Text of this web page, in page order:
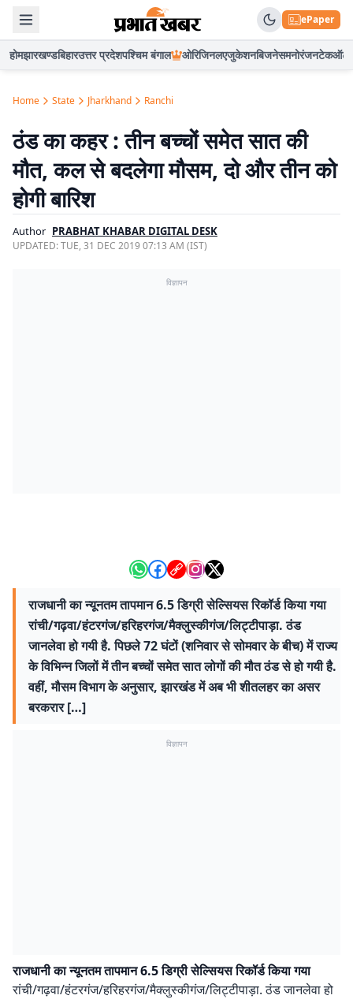
ePaper
होमझारखण्डबिहारउत्तर प्रदेशपश्चिम बंगाल ओरिजिनलएजुकेशनबिजनेसमनोरंजनटेकऑटो
Home State Jharkhand Ranchi
ठंड का कहर : तीन बच्चों समेत सात की
मौत, कल से बदलेगा मौसम, दो और तीन को
होगी बारिश
Author PRABHAT KHABAR DIGITAL DESK
UPDATED:TUE, 31 DEC 2019 07:13 AM (IST)
विज्ञापन
राजधानी का न्यूनतम तापमान 6.5 डिग्री सेल्सियस रिकॉर्ड किया गया
रांची/गढ़वा/हंटरगंज/हरिहरगंज/मैक्लुस्कीगंज/लिट्टीपाड़ा. ठंड
जानलेवा हो गयी है. पिछले 72 घंटों (शनिवार से सोमवार के बीच) में राज्य
के विभिन्न जिलों में तीन बच्चों समेत सात लोगों की मौत ठंड से हो गयी है.
वहीं, मौसम विभाग के अनुसार, झारखंड में अब भी शीतलहर का असर
बरकरार […]
विज्ञापन
राजधानी का न्यूनतम तापमान 6.5 डिग्री सेल्सियस रिकॉर्ड किया गया
रांची/गढ़वा/हंटरगंज/हरिहरगंज/मैक्लुस्कीगंज/लिट्टीपाड़ा. ठंड जानलेवा हो